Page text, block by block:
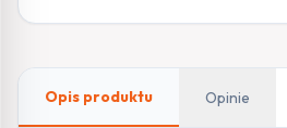
Opis produktu Opinie